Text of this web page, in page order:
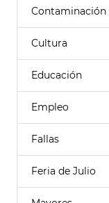
Contaminación
Cultura
Educación
Empleo
Fallas
Feria de Julio